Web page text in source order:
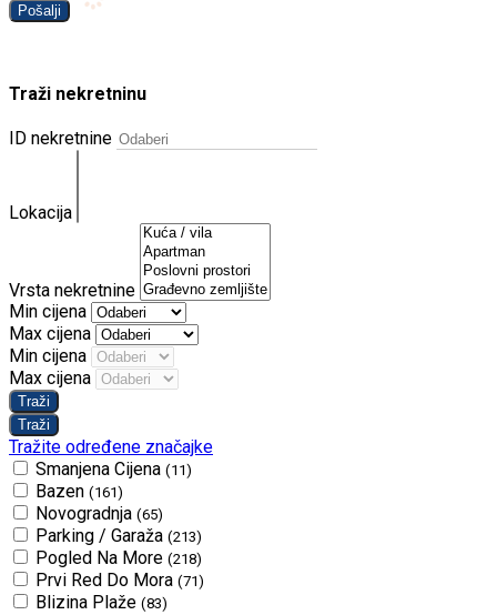
Pošalji
Traži nekretninu
ID nekretnine
Lokacija
Vrsta nekretnine
Min cijena
Max cijena
Min cijena
Max cijena
Tražite određene značajke
Smanjena Cijena (11)
Bazen (161)
Novogradnja (65)
Parking / Garaža (213)
Pogled Na More (218)
Prvi Red Do Mora (71)
Blizina Plaže (83)